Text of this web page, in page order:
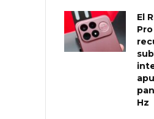
El
Hz